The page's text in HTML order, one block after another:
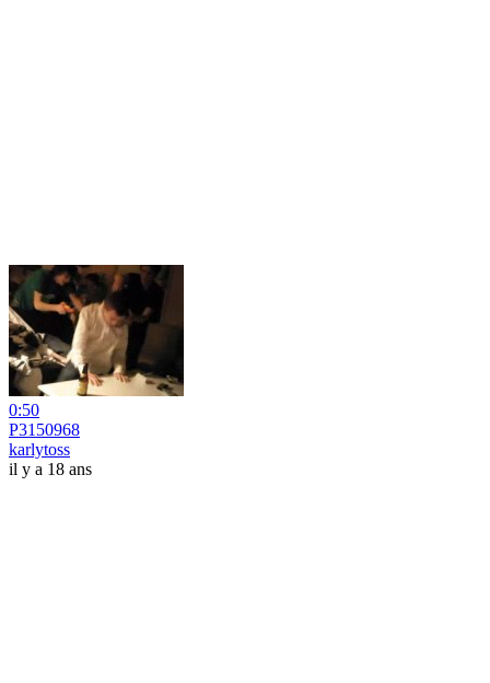
0:50
P3150968
karlytoss
il y a 18 ans